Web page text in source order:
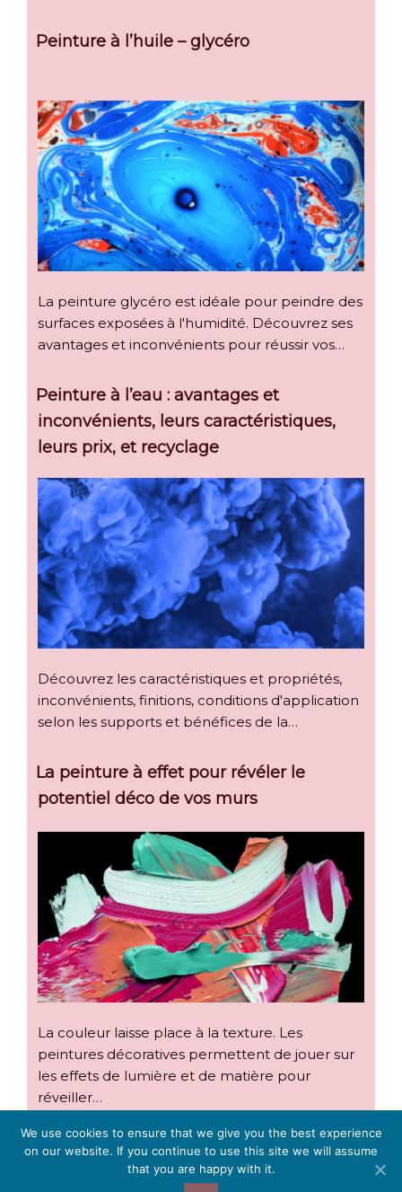
Peinture à l’huile – glycéro
La peinture glycéro est idéale pour peindre des
surfaces exposées à l'humidité. Découvrez ses
avantages et inconvénients pour réussir vos…
Peinture à l’eau : avantages et
inconvénients, leurs caractéristiques,
leurs prix, et recyclage
Découvrez les caractéristiques et propriétés,
inconvénients, finitions, conditions d'application
selon les supports et bénéfices de la…
La peinture à effet pour révéler le
potentiel déco de vos murs
La couleur laisse place à la texture. Les
peintures décoratives permettent de jouer sur
les effets de lumière et de matière pour
réveiller…
Choix peinture intérieure :informations légales
We use cookies to ensure that we give you the best experience
on our website. If you continue to use this site we will assume
that you are happy with it.